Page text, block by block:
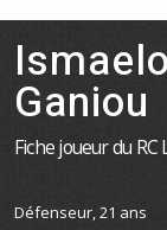
Ismaelo
Ganiou
Fiche joueur du RC
Défenseur, 21 ans